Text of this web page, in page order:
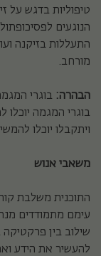
טיפוליות בדגש על
הנוגעים
התעללות בזיקנה
מורחב.
הבהרה: בוגרי
בוגרי המגמה יוכלו
ויתקבלו יוכלו
משאבי אנוש
התוכנית משלבת
עימם מתמודדים
שילוב בין
להעשיר את הידע